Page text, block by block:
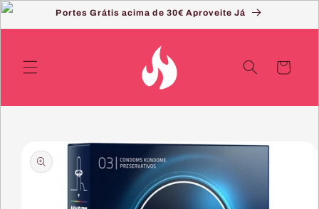
Saltar
conteúdo
Portes Grátis acima de 30€ Aproveite Já
Carrinho
para a
informação
do produto